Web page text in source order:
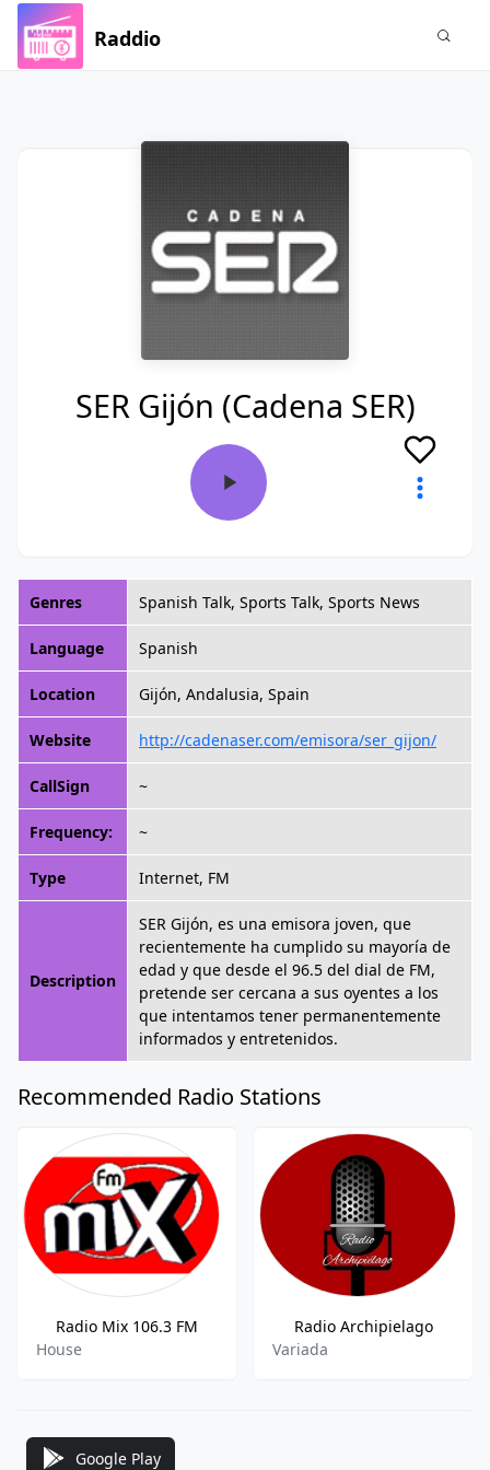
Raddio
SER Gijón (Cadena SER)
Genres Spanish Talk, Sports Talk, Sports News
Language Spanish
Location Gijón, Andalusia, Spain
Website http://cadenaser.com/emisora/ser_gijon/
CallSign ~
Frequency: ~
Type Internet, FM
Description
SER Gijón, es una emisora joven, que
recientemente ha cumplido su mayoría de
edad y que desde el 96.5 del dial de FM,
pretende ser cercana a sus oyentes a los
que intentamos tener permanentemente
informados y entretenidos.
Recommended Radio Stations
Radio Mix 106.3 FM
House
Radio Archipielago
Variada
Google Play